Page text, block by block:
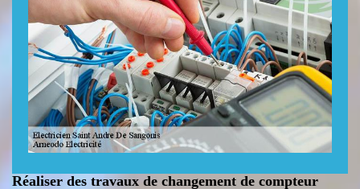
Réaliser des travaux de changement de compteur